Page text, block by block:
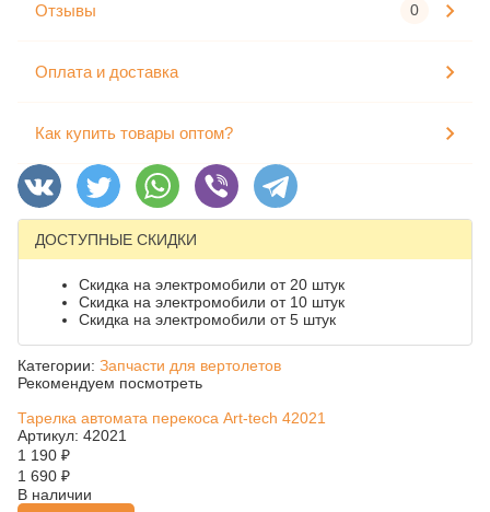
Отзывы 0
Оплата и доставка
Как купить товары оптом?
ДОСТУПНЫЕ СКИДКИ
Скидка на электромобили от 20 штук
Скидка на электромобили от 10 штук
Скидка на электромобили от 5 штук
Категории: Запчасти для вертолетов
Рекомендуем посмотреть
Тарелка автомата перекоса Art-tech 42021
Артикул: 42021
1 190 ₽
1 690 ₽
В наличии